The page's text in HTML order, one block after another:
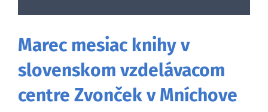
Marec mesiac knihy v
slovenskom vzdelávacom
centre Zvonček v Mníchove